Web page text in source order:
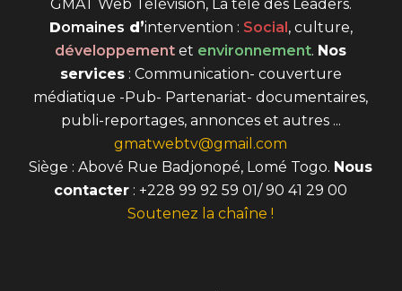
GMAT Web Télévision, La télé des Leaders.
Domaines d’intervention : Social, culture,
développement et environnement. Nos
services: Communication- couverture
médiatique -Pub- Partenariat- documentaires,
publi-reportages, annonces et autres ...
gmatwebtv@gmail.com
Siège : Abové Rue Badjonopé, Lomé Togo. Nous
contacter : +228 99 92 59 01/ 90 41 29 00
Soutenez la chaîne !